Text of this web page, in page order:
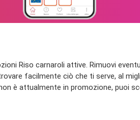
Riso carnaroli attive. Rimuovi
facilmente ciò che ti serve, al
è attualmente in promozione, puoi